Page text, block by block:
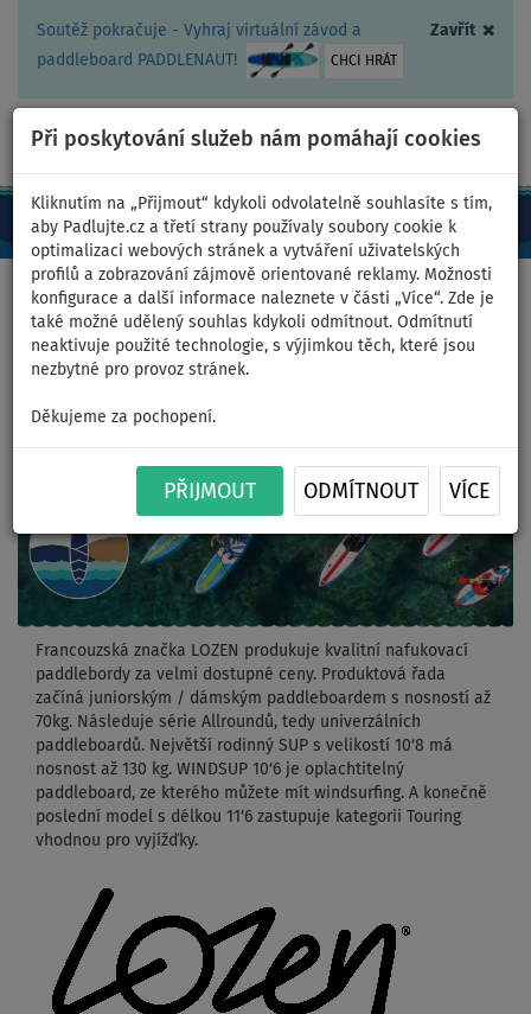
Zavřít ×
Soutěž pokračuje - Vyhraj virtuální závod a
paddleboard PADDLENAUT!
CHCI HRÁT
Při poskytování služeb nám pomáhají cookies
Kliknutím na „Přijmout“ kdykoli odvolatelně souhlasíte s tím,
aby Padlujte.cz a třetí strany používaly soubory cookie k
optimalizaci webových stránek a vytváření uživatelských
profilů a zobrazování zájmově orientované reklamy. Možnosti
konfigurace a další informace naleznete v části „Více“. Zde je
také možné udělený souhlas kdykoli odmítnout. Odmítnutí
neaktivuje použité technologie, s výjimkou těch, které jsou
nezbytné pro provoz stránek.
Děkujeme za pochopení.
PŘIJMOUT ODMÍTNOUT VÍCE
CZ/Kč +420 467 409 090 0ks
Domů >Nafukovací paddleboardy >LOZEN
Nafukovací paddleboardy -
LOZEN
Francouzská značka LOZEN produkuje kvalitní nafukovací
paddlebordy za velmi dostupné ceny. Produktová řada
začíná juniorským / dámským paddleboardem s nosností až
70kg. Následuje série Allroundů, tedy univerzálních
paddleboardů. Největší rodinný SUP s velikostí 10‘8 má
nosnost až 130 kg. WINDSUP 10‘6 je oplachtitelný
paddleboard, ze kterého můžete mít windsurfing. A konečně
poslední model s délkou 11‘6 zastupuje kategorii Touring
vhodnou pro vyjížďky.